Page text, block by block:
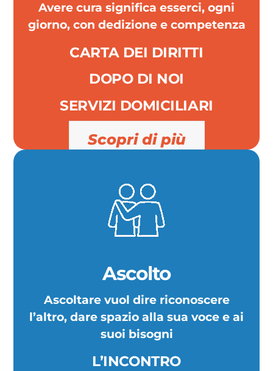
Avere cura significa esserci, ogni
giorno, con dedizione e competenza
CARTA DEI DIRITTI
DOPO DI NOI
SERVIZI DOMICILIARI
Scopri di più
Ascolto
Ascoltare vuol dire riconoscere
l’altro, dare spazio alla sua voce e ai
suoi bisogni
L’INCONTRO